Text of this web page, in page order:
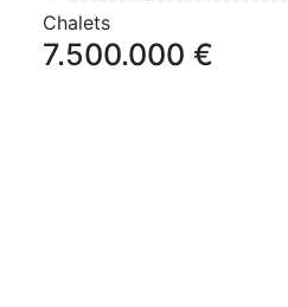
Chalets
7.500.000 €